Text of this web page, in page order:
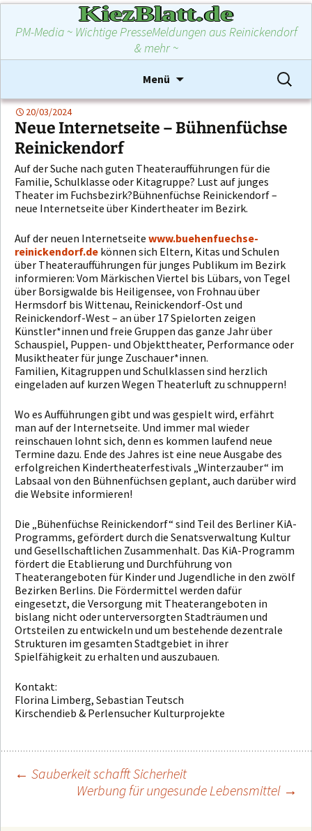
KiezBlatt.de
PM-Media ~ Wichtige PresseMeldungen aus Reinickendorf
& mehr ~
Menü
springen
Suchen
nach:
20/03/2024
Neue Internetseite – Bühnenfüchse
Reinickendorf
Auf der Suche nach guten Theateraufführungen für die
Familie, Schulklasse oder Kitagruppe? Lust auf junges
Theater im Fuchsbezirk?Bühnenfüchse Reinickendorf –
neue Internetseite über Kindertheater im Bezirk.
Auf der neuen Internetseite www.buehenfuechse-
reinickendorf.de können sich Eltern, Kitas und Schulen
über Theateraufführungen für junges Publikum im Bezirk
informieren: Vom Märkischen Viertel bis Lübars, von Tegel
über Borsigwalde bis Heiligensee, von Frohnau über
Hermsdorf bis Wittenau, Reinickendorf-Ost und
Reinickendorf-West – an über 17 Spielorten zeigen
Künstler*innen und freie Gruppen das ganze Jahr über
Schauspiel, Puppen- und Objekttheater, Performance oder
Musiktheater für junge Zuschauer*innen.
Familien, Kitagruppen und Schulklassen sind herzlich
eingeladen auf kurzen Wegen Theaterluft zu schnuppern!
Wo es Aufführungen gibt und was gespielt wird, erfährt
man auf der Internetseite. Und immer mal wieder
reinschauen lohnt sich, denn es kommen laufend neue
Termine dazu. Ende des Jahres ist eine neue Ausgabe des
erfolgreichen Kindertheaterfestivals „Winterzauber“ im
Labsaal von den Bühnenfüchsen geplant, auch darüber wird
die Website informieren!
Die „Bühenfüchse Reinickendorf“ sind Teil des Berliner KiA-
Programms, gefördert durch die Senatsverwaltung Kultur
und Gesellschaftlichen Zusammenhalt. Das KiA-Programm
fördert die Etablierung und Durchführung von
Theaterangeboten für Kinder und Jugendliche in den zwölf
Bezirken Berlins. Die Fördermittel werden dafür
eingesetzt, die Versorgung mit Theaterangeboten in
bislang nicht oder unterversorgten Stadträumen und
Ortsteilen zu entwickeln und um bestehende dezentrale
Strukturen im gesamten Stadtgebiet in ihrer
Spielfähigkeit zu erhalten und auszubauen.
Kontakt:
Florina Limberg, Sebastian Teutsch
Kirschendieb & Perlensucher Kulturprojekte
Beitragsnavigation
← Sauberkeit schafft Sicherheit
Werbung für ungesunde Lebensmittel →